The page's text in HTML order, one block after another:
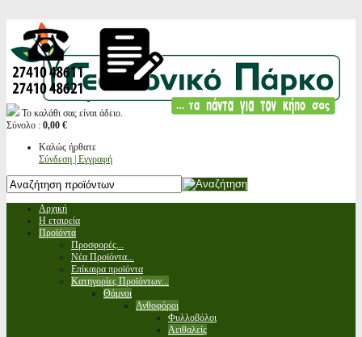
Το καλάθι σας είναι άδειο.
Σύνολο : 0,00 €
Καλώς ήρθατε
Σύνδεση | Εγγραφή
Αρχική
Η εταιρεία
Προϊόντα
Προσφορές...
Νέα Προϊόντα...
Επίκαιρα προϊόντα
Κατηγορίες Προϊόντων...
Θάμνοι
Ανθοφόροι
Φυλλοβόλοι
Αειθαλείς